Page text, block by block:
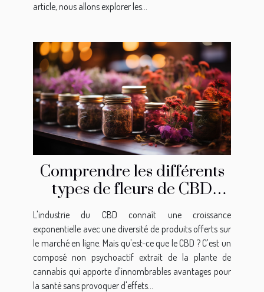
article, nous allons explorer les...
Comprendre les différents
types de fleurs de CBD
disponibles en ligne
L'industrie du CBD connaît une croissance
exponentielle avec une diversité de produits offerts sur
le marché en ligne. Mais qu'est-ce que le CBD ? C'est un
composé non psychoactif extrait de la plante de
cannabis qui apporte d'innombrables avantages pour
la santé sans provoquer d'effets...